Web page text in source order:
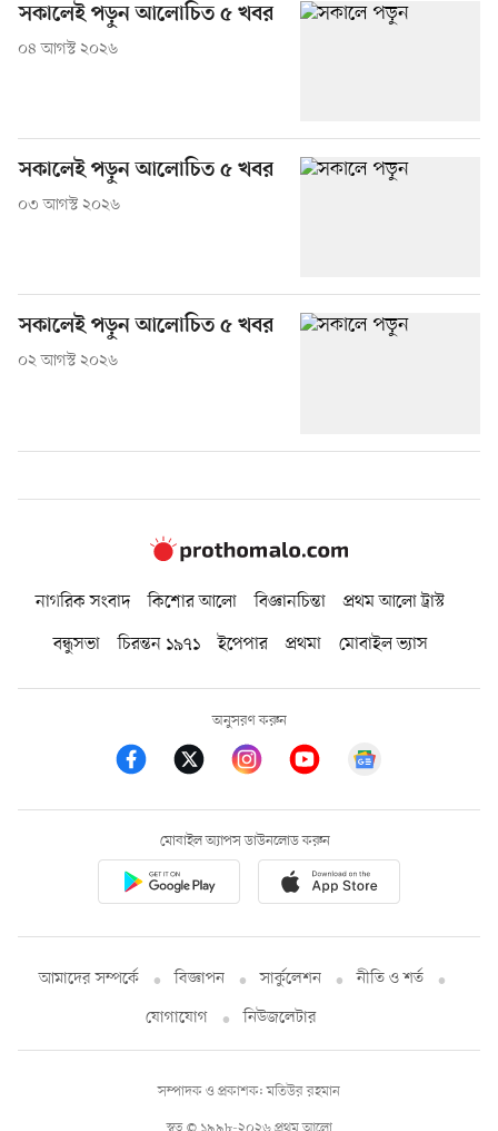
সকালেই পড়ুন আলোচিত ৫ খবর
০৪ আগস্ট ২০২৬
সকালেই পড়ুন আলোচিত ৫ খবর
০৩ আগস্ট ২০২৬
সকালেই পড়ুন আলোচিত ৫ খবর
০২ আগস্ট ২০২৬
নাগরিক সংবাদ কিশোর আলো বিজ্ঞানচিন্তা
প্রথম আলো ট্রাস্ট
বন্ধুসভা
চিরন্তন ১৯৭১ ইপেপার প্রথমা মোবাইল ভ্যাস
অনুসরণ করুন
মোবাইল অ্যাপস ডাউনলোড করুন
আমাদের সম্পর্কে বিজ্ঞাপন সার্কুলেশন
নীতি ও শর্ত
যোগাযোগ
নিউজলেটার
সম্পাদক ও প্রকাশক: মতিউর রহমান